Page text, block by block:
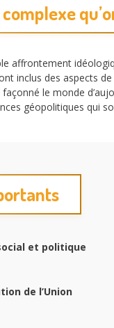
inclus des aspects
le monde
géopolitiques qui
et politique
de l’Union